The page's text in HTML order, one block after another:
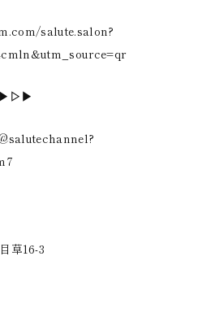
salute.salon?
草16-3